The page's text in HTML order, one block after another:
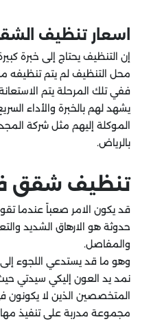
اسعار تنظيف
إن التنظيف يحتاج إلى خبرة
محل التنظيف لم يتم تنظيفه
ففي تلك المرحلة يتم
يشهد لهم بالخبرة والأداء
الموكلة إليهم مثل شركة
بالرياض.
تنظيف شقق
قد يكون الامر صعباً عندما
حدوثة هو الارهاق الشديد
والمفاصل.
وهو ما قد يستدعي اللجوء
نمد يد العون إليكي سيدتي
المتخصصين الذين لا يكونون
مجموعة مدربة على تنفيذ